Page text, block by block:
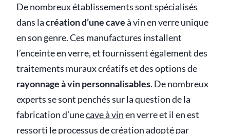
De nombreux établissements sont spécialisés
dans lacréation d’une caveà vin en verre unique
en son genre. Ces manufactures installent
l’enceinte en verre, et fournissent également des
traitements muraux créatifs et des options de
rayonnage à vin personnalisables. De nombreux
experts se sont penchés sur la question de la
fabrication d’unecave à vinen verre et il en est
ressorti le processus de création adopté par